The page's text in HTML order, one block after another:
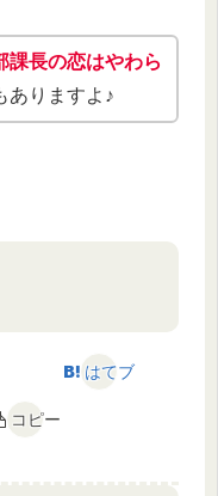
課長の恋はやわら
ありますよ♪
はてブ
コピー